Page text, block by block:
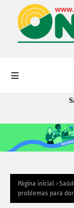
Página inicial
problemas para